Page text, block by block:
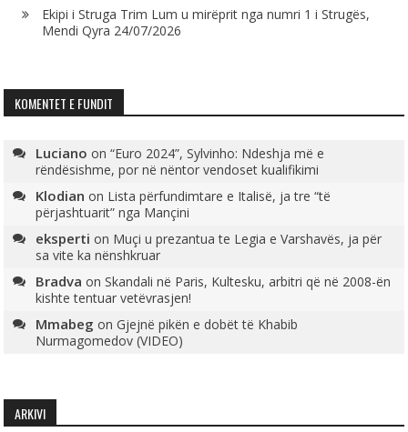
Ekipi i Struga Trim Lum u mirëprit nga numri 1 i Strugës,
Mendi Qyra 24/07/2026
KOMENTET E FUNDIT
Luciano on“Euro 2024”, Sylvinho: Ndeshja më e
rëndësishme, por në nëntor vendoset kualifikimi
Klodian on Lista përfundimtare e Italisë, ja tre “të
përjashtuarit” nga Mançini
eksperti on Muçi u prezantua te Legia e Varshavës, ja për
sa vite ka nënshkruar
Bradva onSkandali në Paris, Kultesku, arbitri që në 2008-ën
kishte tentuar vetëvrasjen!
Mmabeg onGjejnë pikën e dobët të Khabib
Nurmagomedov (VIDEO)
ARKIVI